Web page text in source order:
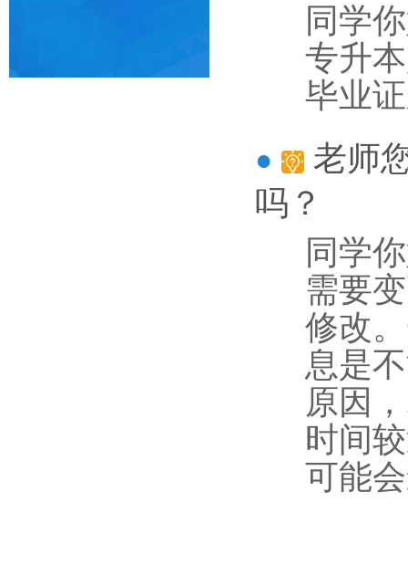
同学
专升
毕业
老师
吗？
同学
需要
修改
息是
原因
时间
可能